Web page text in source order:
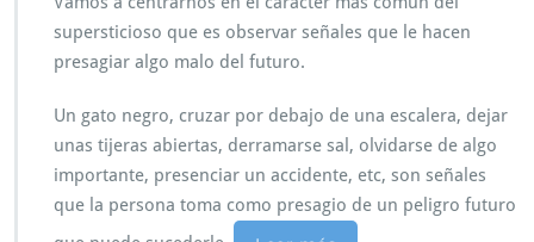
supersticioso que es observar señales que le hacen
presagiar algo malo del futuro.
Un gato negro, cruzar por debajo de una escalera, dejar
unas tijeras abiertas, derramarse sal, olvidarse de algo
importante, presenciar un accidente, etc, son señales
que la persona toma como presagio de un peligro futuro